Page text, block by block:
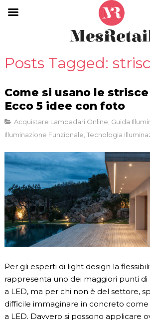
Posts Tagged:
Come si usano le strisce
Ecco 5 idee con foto
Acquistare Lampadari Online, Guida
Illuminazione Funzionale, Tecnologia
Per gli esperti di light design la
rappresenta uno dei maggiori punti di
a LED, ma per chi non è del settore,
difficile immaginare in concreto come
a LED. Davvero si possono applicare